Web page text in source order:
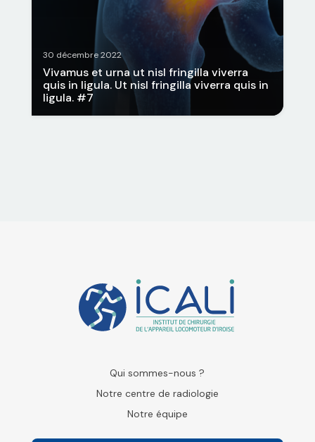
30 décembre 2022
Vivamus et urna ut nisl fringilla viverra
quis in ligula. Ut nisl fringilla viverra quis in
ligula. #7
Qui sommes-nous ?
Notre centre de radiologie
Notre équipe